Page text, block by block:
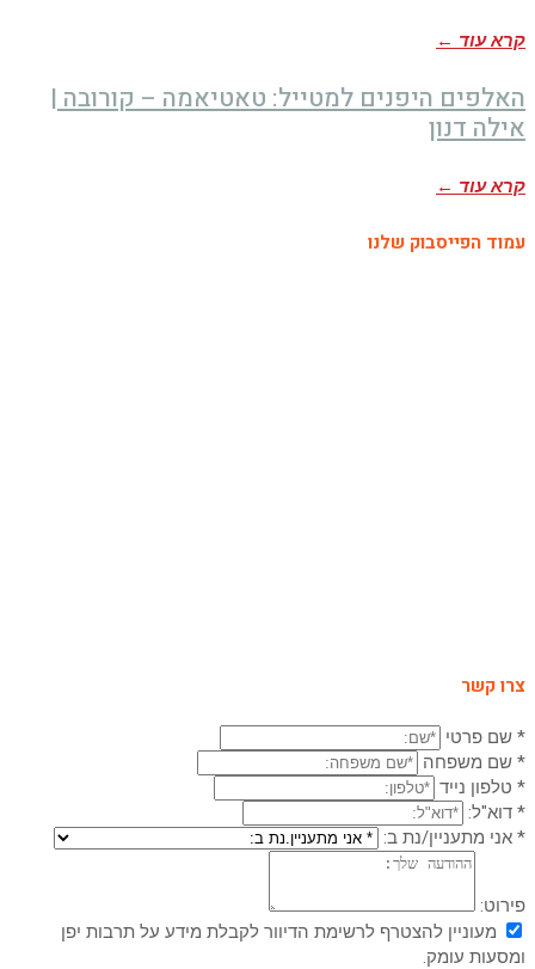
קרא עוד ←
האלפים היפנים למטייל: טאטיאמה – קורובה |
אילה דנון
קרא עוד ←
עמוד הפייסבוק שלנו
צרו קשר
* שם פרטי
* שם משפחה
* טלפון נייד
* דוא"ל:
* אני מתעניין/נת ב:
פירוט:
מעוניין להצטרף לרשימת הדיוור לקבלת מידע על תרבות יפן
ומסעות עומק.